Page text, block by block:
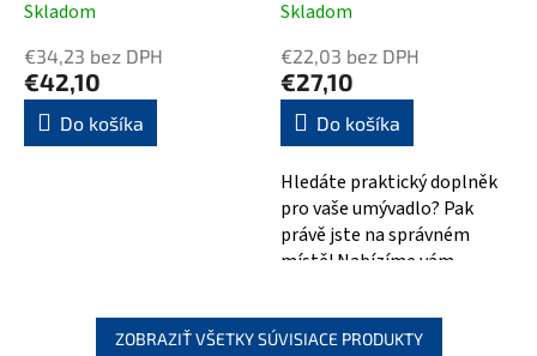
Skladom
€34,23 bez DPH
€42,10
Do košíka
Skladom
€22,03 bez DPH
€27,10
Do košíka
Hledáte praktický doplněk
pro vaše umývadlo? Pak
právě jste na správném
místě! Nabízíme vám
click-clack...
ZOBRAZIŤ VŠETKY SÚVISIACE PRODUKTY